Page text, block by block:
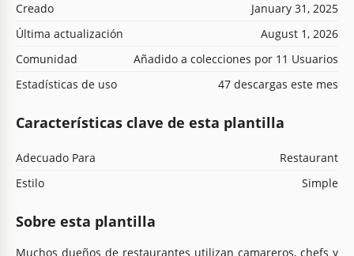
Creado
January 31, 2025
Última actualización
August 1, 2026
Comunidad
Añadido a colecciones por 11 Usuarios
Estadísticas de uso
47 descargas este mes
Características clave de esta plantilla
Adecuado Para
Restaurant
Estilo
Simple
Sobre esta plantilla
Muchos dueños de restaurantes utilizan camareros, chefs y